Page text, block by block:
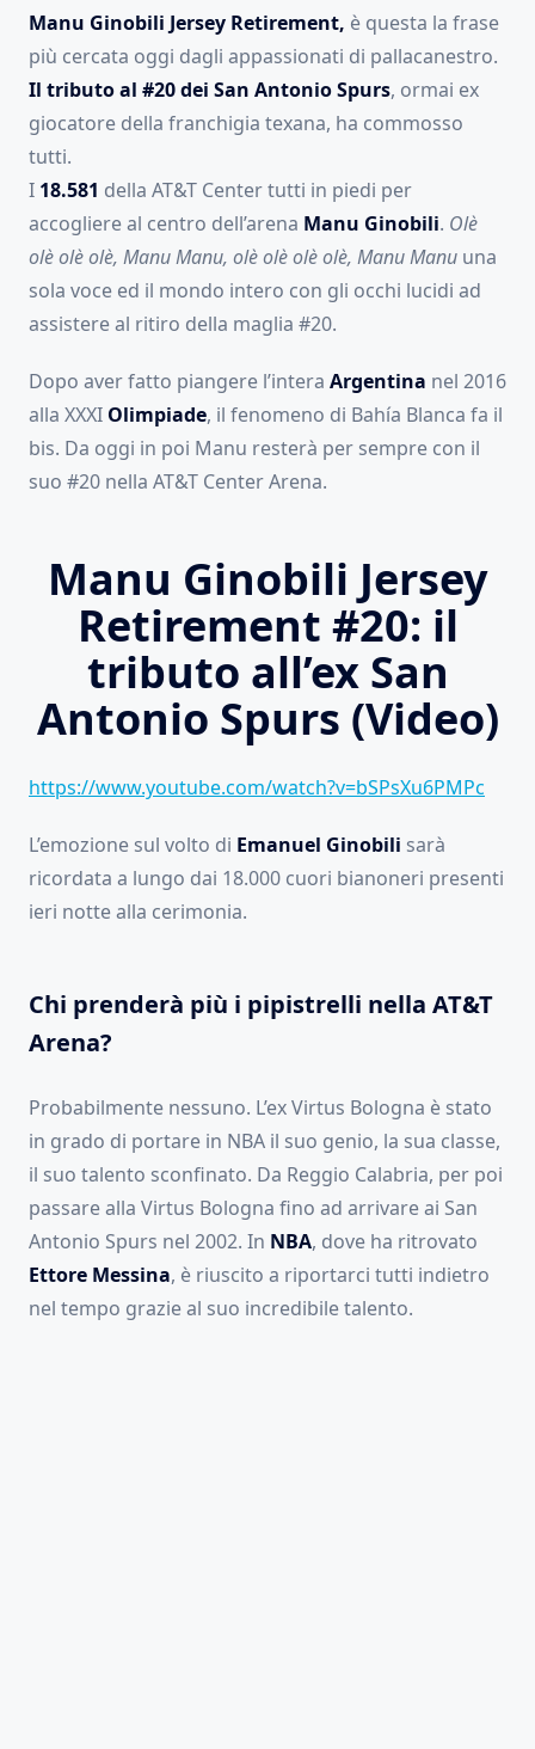
Manu Ginobili Jersey Retirement, è questa la frase
più cercata oggi dagli appassionati di pallacanestro.
Il tributo al #20 dei San Antonio Spurs, ormai ex
giocatore della franchigia texana, ha commosso
tutti.
I 18.581 della AT&T Center tutti in piedi per
accogliere al centro dell’arena Manu Ginobili. Olè
olè olè olè, Manu Manu, olè olè olè olè, Manu Manu una
sola voce ed il mondo intero con gli occhi lucidi ad
assistere al ritiro della maglia #20.
Dopo aver fatto piangere l’intera Argentina nel 2016
alla XXXI Olimpiade, il fenomeno di Bahía Blanca fa il
bis. Da oggi in poi Manu resterà per sempre con il
suo #20 nella AT&T Center Arena.
Manu Ginobili Jersey
Retirement #20: il
tributo all’ex San
Antonio Spurs (Video)
https://www.youtube.com/watch?v=bSPsXu6PMPc
L’emozione sul volto di Emanuel Ginobili sarà
ricordata a lungo dai 18.000 cuori bianoneri presenti
ieri notte alla cerimonia.
Chi prenderà più i pipistrelli nella AT&T
Arena?
Probabilmente nessuno. L’ex Virtus Bologna è stato
in grado di portare in NBA il suo genio, la sua classe,
il suo talento sconfinato. Da Reggio Calabria, per poi
passare alla Virtus Bologna fino ad arrivare ai San
Antonio Spurs nel 2002. In NBA, dove ha ritrovato
Ettore Messina, è riuscito a riportarci tutti indietro
nel tempo grazie al suo incredibile talento.